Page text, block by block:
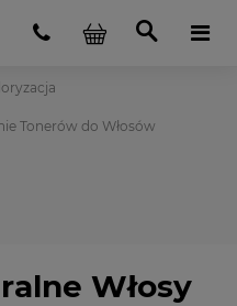
Tonerów do Włosów
Włosy